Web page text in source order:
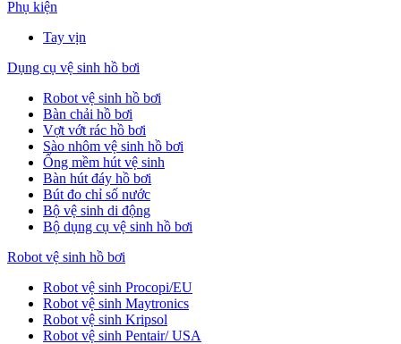
Phụ kiện
Tay vịn
Dụng cụ vệ sinh hồ bơi
Robot vệ sinh hồ bơi
Bàn chải hồ bơi
Vợt vớt rác hồ bơi
Sào nhôm vệ sinh hồ bơi
Ống mềm hút vệ sinh
Bàn hút đáy hồ bơi
Bút đo chỉ số nước
Bộ vệ sinh di động
Bộ dụng cụ vệ sinh hồ bơi
Robot vệ sinh hồ bơi
Robot vệ sinh Procopi/EU
Robot vệ sinh Maytronics
Robot vệ sinh Kripsol
Robot vệ sinh Pentair/ USA